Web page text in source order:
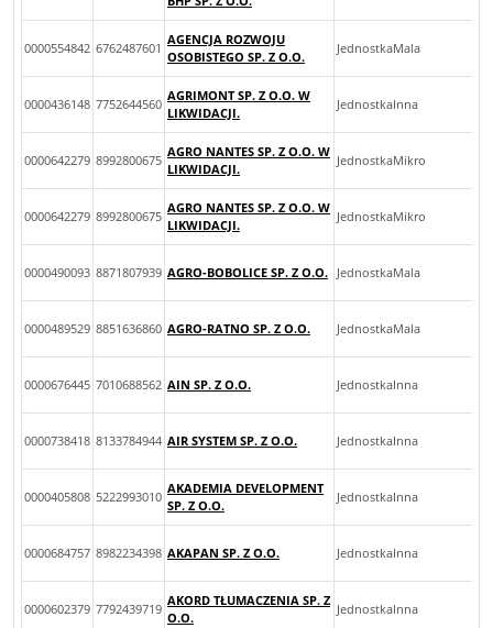
0000554842 6762487601
AGENCJA ROZWOJU
OSOBISTEGO SP. Z O.O.
JednostkaMala
0000436148 7752644560
AGRIMONT SP. Z O.O. W
LIKWIDACJI.
JednostkaInna
0000642279 8992800675
AGRO NANTES SP. Z O.O. W
LIKWIDACJI.
JednostkaMikro
0000642279 8992800675
AGRO NANTES SP. Z O.O. W
LIKWIDACJI.
JednostkaMikro
0000490093 8871807939 AGRO-BOBOLICE SP. Z O.O. JednostkaMala
0000489529 8851636860 AGRO-RATNO SP. Z O.O. JednostkaMala
0000676445 7010688562 AIN SP. Z O.O. JednostkaInna
0000738418 8133784944 AIR SYSTEM SP. Z O.O. JednostkaInna
0000405808 5222993010
AKADEMIA DEVELOPMENT
SP. Z O.O.
JednostkaInna
0000684757 8982234398 AKAPAN SP. Z O.O. JednostkaInna
0000602379 7792439719
AKORD TŁUMACZENIA SP. Z
O.O.
JednostkaInna